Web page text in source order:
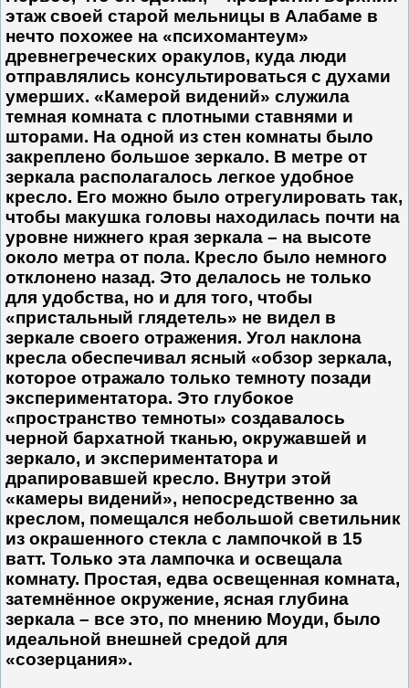
этаж своей старой мельницы в Алабаме в
нечто похожее на «психомантеум»
древнегреческих оракулов, куда люди
отправлялись консультироваться с духами
умерших. «Камерой видений» служила
темная комната с плотными ставнями и
шторами. На одной из стен комнаты было
закреплено большое зеркало. В метре от
зеркала располагалось легкое удобное
кресло. Его можно было отрегулировать так,
чтобы макушка головы находилась почти на
уровне нижнего края зеркала – на высоте
около метра от пола. Кресло было немного
отклонено назад. Это делалось не только
для удобства, но и для того, чтобы
«пристальный глядетель» не видел в
зеркале своего отражения. Угол наклона
кресла обеспечивал ясный «обзор зеркала,
которое отражало только темноту позади
экспериментатора. Это глубокое
«пространство темноты» создавалось
черной бархатной тканью, окружавшей и
зеркало, и экспериментатора и
драпировавшей кресло. Внутри этой
«камеры видений», непосредственно за
креслом, помещался небольшой светильник
из окрашенного стекла с лампочкой в 15
ватт. Только эта лампочка и освещала
комнату. Простая, едва освещенная комната,
затемнённое окружение, ясная глубина
зеркала – все это, по мнению Моуди, было
идеальной внешней средой для
«созерцания».